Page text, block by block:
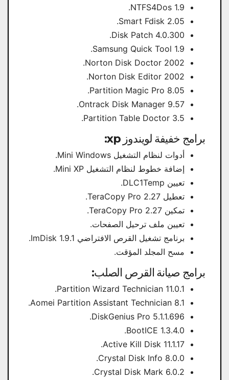
NTFS4Dos 1.9.
Smart Fdisk 2.05.
Disk Patch 4.0.300.
Samsung Quick Tool 1.9.
Norton Disk Doctor 2002.
Norton Disk Editor 2002.
Partition Magic Pro 8.05.
Ontrack Disk Manager 9.57.
Partition Table Doctor 3.5.
برامج خفيفة لويندوز xp:
أدوات لنظام التشغيل Mini Windows.
إضافة خطوط لنظام التشغيل Mini XP.
تعيين DLC1Temp.
تعطيل TeraCopy Pro 2.27.
تمكين TeraCopy Pro 2.27.
تعيين ملف ترحيل الصفحات.
برنامج تشغيل القرص الافتراضي ImDisk 1.9.1.
مسح المجلد المؤقت.
برامج صيانة القرص الصلب:
Partition Wizard Technician 11.0.1.
Aomei Partition Assistant Technician 8.1.
DiskGenius Pro 5.1.1.696.
BootICE 1.3.4.0.
Active Kill Disk 11.1.17.
Crystal Disk Info 8.0.0.
Crystal Disk Mark 6.0.2.